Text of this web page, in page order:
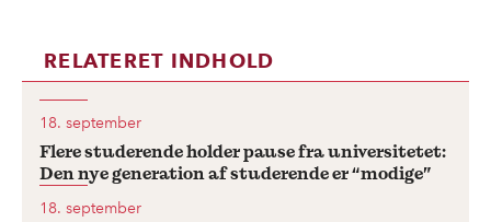
RELATERET INDHOLD
18. september
Flere studerende holder pause fra universitetet:
Den nye generation af studerende er “modige”
18. september